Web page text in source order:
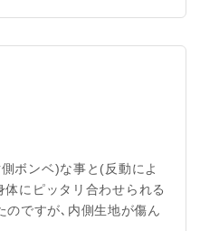
ボンベ)な事と(反動によ
にピッタリ合わせられる
ですが､内側生地が傷ん